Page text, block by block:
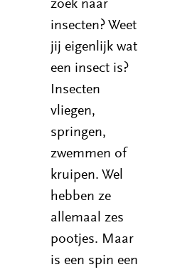
zoek naar
insecten? Weet
jij eigenlijk wat
een insect is?
Insecten
vliegen,
springen,
zwemmen of
kruipen. Wel
hebben ze
allemaal zes
pootjes. Maar
is een spin een